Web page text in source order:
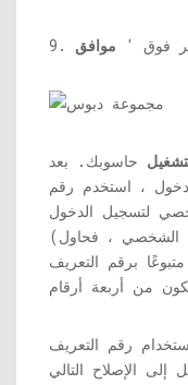
فوق ' موافق
حاسوبك. بعد
، استخدم رقم
(إذا كنت لا ترى خيار رقم التعريف الشخصي ، فحاول
برقم التعريف
رقم التعريف